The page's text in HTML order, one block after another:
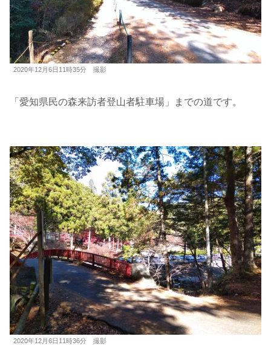
2020年12月6日11時35分 撮影
「愛知県民の森来訪者登山者駐車場」までの道です。
2020年12月6日11時36分 撮影